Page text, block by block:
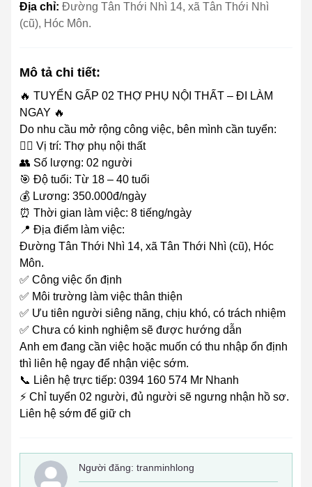
Địa chỉ: Đường Tân Thới Nhì 14, xã Tân Thới Nhì
(cũ), Hóc Môn.
Mô tả chi tiết:
🔥 TUYỂN GẤP 02 THỢ PHỤ NỘI THẤT – ĐI LÀM
NGAY 🔥
Do nhu cầu mở rộng công việc, bên mình cần tuyển:
👷‍♂️ Vị trí: Thợ phụ nội thất
👥 Số lượng: 02 người
🎯 Độ tuổi: Từ 18 – 40 tuổi
💰 Lương: 350.000đ/ngày
⏰ Thời gian làm việc: 8 tiếng/ngày
📍 Địa điểm làm việc:
Đường Tân Thới Nhì 14, xã Tân Thới Nhì (cũ), Hóc
Môn.
✅ Công việc ổn định
✅ Môi trường làm việc thân thiện
✅ Ưu tiên người siêng năng, chịu khó, có trách nhiệm
✅ Chưa có kinh nghiệm sẽ được hướng dẫn
Anh em đang cần việc hoặc muốn có thu nhập ổn định
thì liên hệ ngay để nhận việc sớm.
📞 Liên hệ trực tiếp: 0394 160 574 Mr Nhanh
⚡ Chỉ tuyển 02 người, đủ người sẽ ngưng nhận hồ sơ.
Liên hệ sớm để giữ ch
Người đăng: tranminhlong